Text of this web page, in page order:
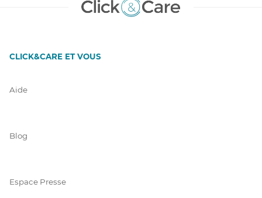
CLICK&CARE ET VOUS
Aide
Blog
Espace Presse